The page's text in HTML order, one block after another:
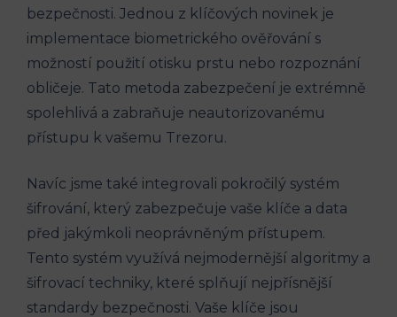
bezpečnosti. Jednou z klíčových novinek je
implementace biometrického ověřování s
možností použití otisku prstu nebo rozpoznání
obličeje. Tato metoda zabezpečení je extrémně
spolehlivá a zabraňuje neautorizovanému
přístupu k vašemu Trezoru.
Navíc jsme také integrovali pokročilý systém
šifrování, který zabezpečuje vaše klíče a data
před jakýmkoli neoprávněným přístupem.
Tento systém využívá nejmodernější algoritmy a
šifrovací techniky, které splňují nejpřísnější
standardy bezpečnosti. Vaše klíče jsou